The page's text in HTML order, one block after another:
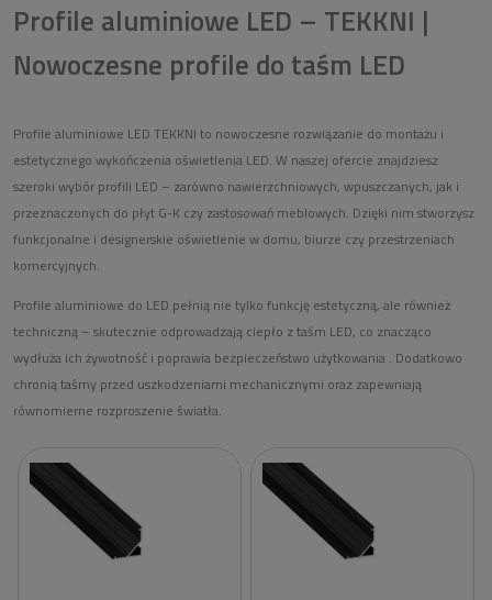
Profile aluminiowe LED – TEKKNI |
Nowoczesne profile do taśm LED
Profile aluminiowe LED TEKKNI to nowoczesne rozwiązanie do montażu i
estetycznego wykończenia oświetlenia LED. W naszej ofercie znajdziesz
szeroki wybór profili LED – zarówno nawierzchniowych, wpuszczanych, jak i
przeznaczonych do płyt G-K czy zastosowań meblowych. Dzięki nim stworzysz
funkcjonalne i designerskie oświetlenie w domu, biurze czy przestrzeniach
komercyjnych.
Profile aluminiowe do LED pełnią nie tylko funkcję estetyczną, ale również
techniczną – skutecznie odprowadzają ciepło z taśm LED, co znacząco
wydłuża ich żywotność i poprawia bezpieczeństwo użytkowania . Dodatkowo
chronią taśmy przed uszkodzeniami mechanicznymi oraz zapewniają
równomierne rozproszenie światła.